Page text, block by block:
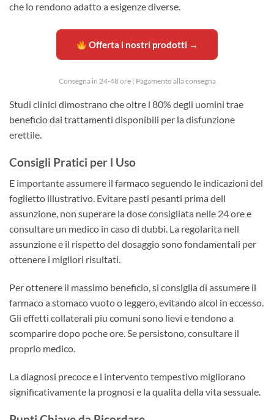
che lo rendono adatto a esigenze diverse.
Offerta i nostri prodotti →
Consegna in 24-48 ore | Pagamento alla consegna
Studi clinici dimostrano che oltre l 80% degli uomini trae
beneficio dai trattamenti disponibili per la disfunzione
erettile.
Consigli Pratici per l Uso
E importante assumere il farmaco seguendo le indicazioni del
foglietto illustrativo. Evitare pasti pesanti prima dell
assunzione, non superare la dose consigliata nelle 24 ore e
consultare un medico in caso di dubbi. La regolarita nell
assunzione e il rispetto del dosaggio sono fondamentali per
ottenere i migliori risultati.
Per ottenere il massimo beneficio, si consiglia di assumere il
farmaco a stomaco vuoto o leggero, evitando alcol in eccesso.
Gli effetti collaterali piu comuni sono lievi e tendono a
scomparire dopo poche ore. Se persistono, consultare il
proprio medico.
La diagnosi precoce e l intervento tempestivo migliorano
significativamente la prognosi e la qualita della vita sessuale.